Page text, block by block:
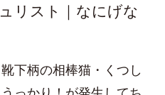
リスト｜なにげな
下柄の相棒猫・くつし